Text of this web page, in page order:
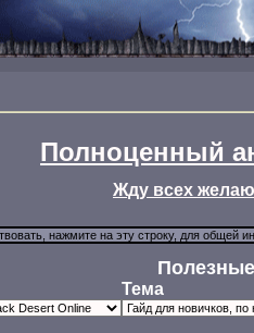
Полноценный
Жду всех
Тема